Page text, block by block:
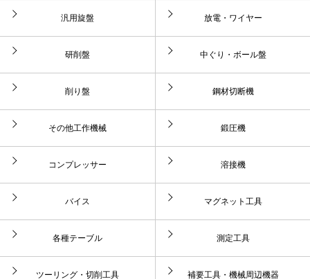
汎用旋盤 放電・ワイヤー
研削盤 中ぐり・ボール盤
削り盤 鋼材切断機
その他工作機械 鍛圧機
コンプレッサー 溶接機
バイス マグネット工具
各種テーブル 測定工具
ツーリング・切削工具 補要工具・機械周辺機器